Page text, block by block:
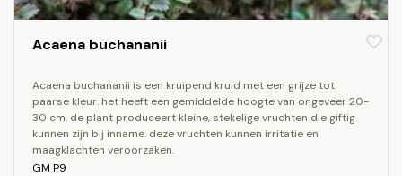
Acaena buchananii
acaena buchananii is een kruipend kruid met een grijze tot
paarse kleur. het heeft een gemiddelde hoogte van ongeveer 20-
30 cm. de plant produceert kleine, stekelige vruchten die giftig
kunnen zijn bij inname. deze vruchten kunnen irritatie en
maagklachten veroorzaken.
GM P9